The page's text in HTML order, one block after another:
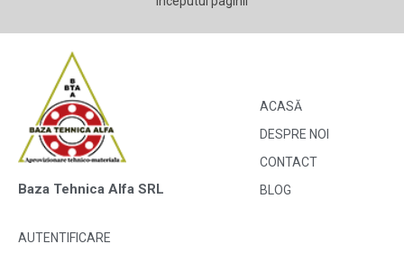
Baza Tehnica Alfa SRL
ACASĂ
DESPRE NOI
CONTACT
BLOG
AUTENTIFICARE